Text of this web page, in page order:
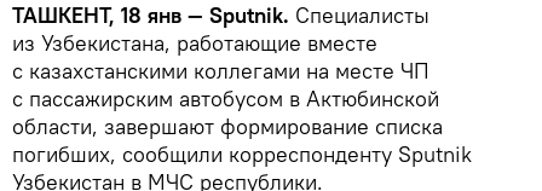
ТАШКЕНТ, 18 янв — Sputnik. Специалисты
из Узбекистана, работающие вместе
с казахстанскими коллегами на месте ЧП
с пассажирским автобусом в Актюбинской
области, завершают формирование списка
погибших, сообщили корреспонденту Sputnik
Узбекистан в МЧС республики.